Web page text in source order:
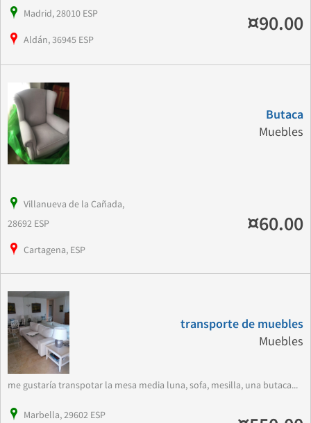
Madrid, 28010 ESP
Aldán, 36945 ESP
¤90.00
Butaca
Muebles
Villanueva de la Cañada,
28692 ESP
Cartagena, ESP
¤60.00
transporte de muebles
Muebles
me gustaría transpotar la mesa media luna, sofa, mesilla, una butaca...
Marbella, 29602 ESP